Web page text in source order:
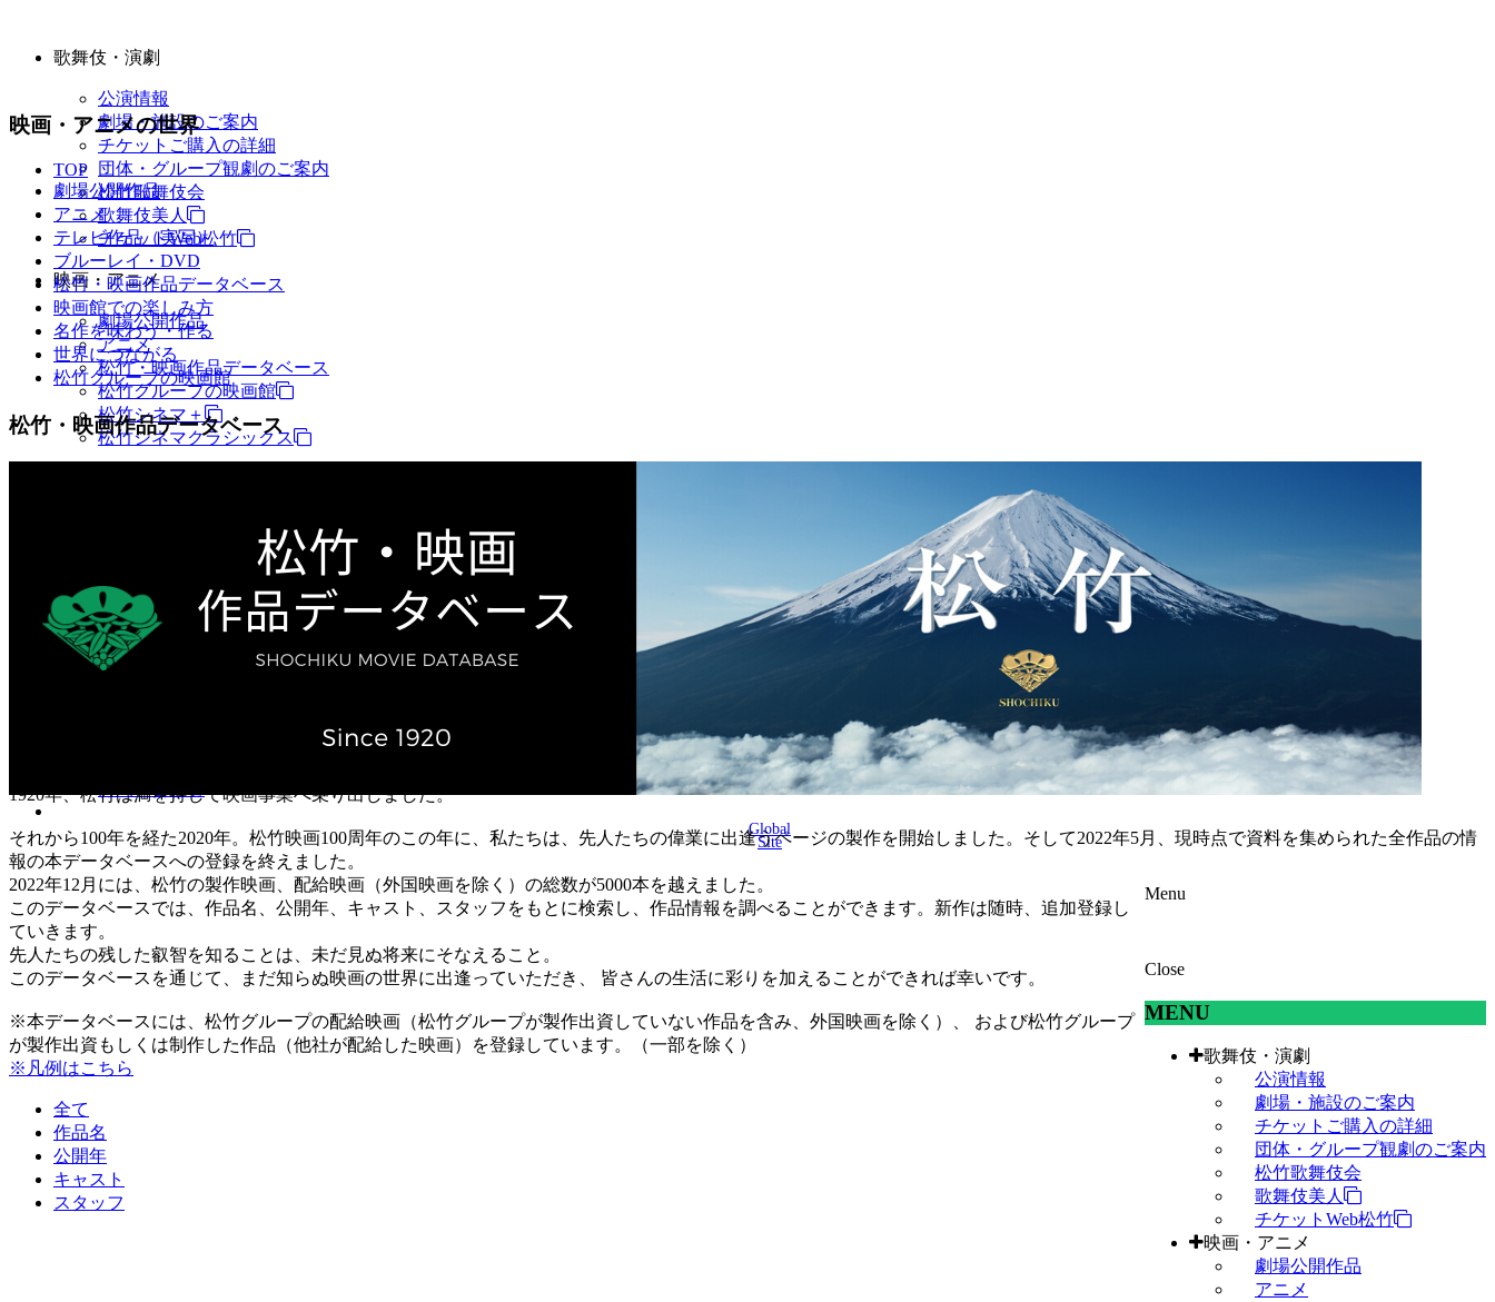
歌舞伎・演劇
公演情報
劇場・施設のご案内
チケットご購入の詳細
団体・グループ観劇のご案内
松竹歌舞伎会
歌舞伎美人
チケットWeb松竹
映画・アニメ
劇場公開作品
アニメ
松竹・映画作品データベース
松竹グループの映画館
松竹シネマ＋
松竹シネマクラシックス
松竹ストア（通販サイト）
ゲーム事業（English）
企業情報
会社案内
Global
Site
Menu
Close
MENU
歌舞伎・演劇
公演情報
劇場・施設のご案内
チケットご購入の詳細
団体・グループ観劇のご案内
松竹歌舞伎会
歌舞伎美人
チケットWeb松竹
映画・アニメ
劇場公開作品
アニメ
映画・アニメの世界
TOP
劇場公開作品
アニメ
テレビ作品（実写）
ブルーレイ・DVD
松竹・映画作品データベース
映画館での楽しみ方
名作を味わう・作る
世界につながる
松竹グループの映画館
松竹・映画作品データベース
1920年、松竹は満を持して映画事業へ乗り出しました。
それから100年を経た2020年。松竹映画100周年のこの年に、私たちは、先人たちの偉業に出逢うページの製作を開始しました。そして2022年5月、現時点で資料を集められた全作品の情
報の本データベースへの登録を終えました。
2022年12月には、松竹の製作映画、配給映画（外国映画を除く）の総数が5000本を越えました。
このデータベースでは、作品名、公開年、キャスト、スタッフをもとに検索し、作品情報を調べることができます。新作は随時、追加登録し
ていきます。
先人たちの残した叡智を知ることは、未だ見ぬ将来にそなえること。
このデータベースを通じて、まだ知らぬ映画の世界に出逢っていただき、 皆さんの生活に彩りを加えることができれば幸いです。
※本データベースには、松竹グループの配給映画（松竹グループが製作出資していない作品を含み、外国映画を除く）、 および松竹グループ
が製作出資もしくは制作した作品（他社が配給した映画）を登録しています。（一部を除く）
※凡例はこちら
全て
作品名
公開年
キャスト
スタッフ